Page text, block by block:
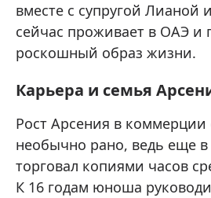
вместе с супругой Лианой
сейчас проживает в ОАЭ и
роскошный образ жизни.
Карьера и семья
Рост Арсения в коммерции
необычно рано, ведь еще в
торговал копиями часов
К 16 годам юноша